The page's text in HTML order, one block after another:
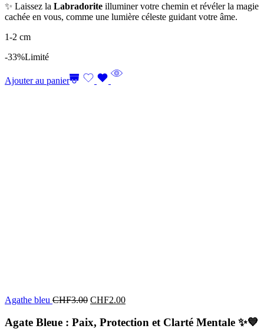
✨ Laissez la Labradorite illuminer votre chemin et révéler la magie
cachée en vous, comme une lumière céleste guidant votre âme.
1-2 cm
-33%Limité
Ajouter au panier
Agathe bleu CHF3.00 CHF2.00
Agate Bleue : Paix, Protection et Clarté Mentale ✨💙